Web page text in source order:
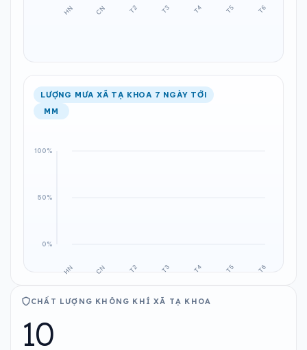
LƯỢNG MƯA XÃ TẠ KHOA 7 NGÀY TỚI
MM
CHẤT LƯỢNG KHÔNG KHÍ XÃ TẠ KHOA
10